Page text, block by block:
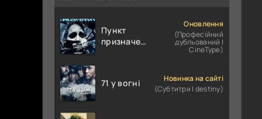
Пункт
призначення
Оновлення
(Професійний
дубльований |
CineType)
71 у вогні
Новинка на сайті
(Субтитри | destiny)